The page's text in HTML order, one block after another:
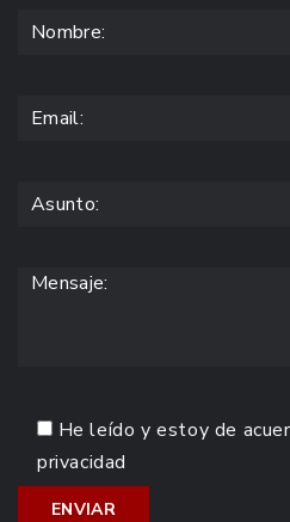
He leído y estoy de
privacidad